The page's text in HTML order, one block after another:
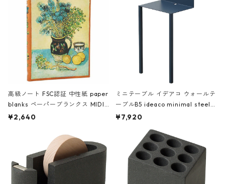
高級ノート FSC認証 中性紙 paper
blanks ペーパーブランクス MIDI
ハードカバー 罫線 ヴァン・ゴッホ
¥2,640
ミニテーブル イデアコ ウォールテ
ーブルB5 ideaco minimal steel f
urniture WALL Table B5 ネイビー
¥7,920